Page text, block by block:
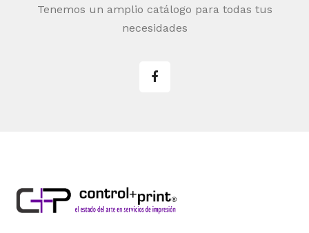
Tenemos un amplio catálogo para todas tus
necesidades